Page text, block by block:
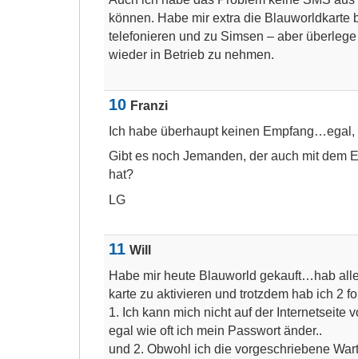
können. Habe mir extra die Blauworldkarte
telefonieren und zu Simsen – aber
wieder in Betrieb zu nehmen.
10 Franzi
Ich habe überhaupt keinen
Gibt es noch Jemanden, der auch mit dem
hat?
LG
11 Will
Habe mir heute Blauworld gekauft…hab
karte zu aktivieren und trotzdem hab ich 2
1. Ich kann mich nicht auf der Internetseite
egal wie oft ich mein Passwort änder..
und 2. Obwohl ich die vorgeschriebene